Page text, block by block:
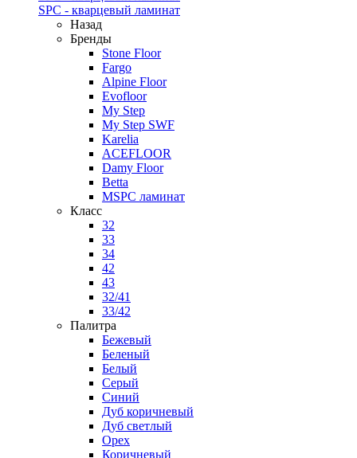
SPC - кварцевый ламинат
Назад
Бренды
Stone Floor
Fargo
Alpine Floor
Evofloor
My Step
My Step SWF
Karelia
ACEFLOOR
Damy Floor
Betta
MSPC ламинат
Класс
32
33
34
42
43
32/41
33/42
Палитра
Бежевый
Беленый
Белый
Серый
Синий
Дуб коричневый
Дуб светлый
Орех
Коричневый